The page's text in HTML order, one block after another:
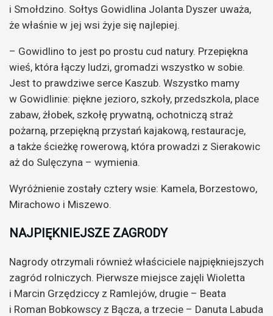
i Smołdzino. Sołtys Gowidlina Jolanta Dyszer uważa,
że właśnie w jej wsi żyje się najlepiej.
– Gowidlino to jest po prostu cud natury. Przepiękna
wieś, która łączy ludzi, gromadzi wszystko w sobie.
Jest to prawdziwe serce Kaszub. Wszystko mamy
w Gowidlinie: piękne jezioro, szkoły, przedszkola, place
zabaw, żłobek, szkołę prywatną, ochotniczą straż
pożarną, przepiękną przystań kajakową, restauracje,
a także ścieżkę rowerową, która prowadzi z Sierakowic
aż do Sulęczyna – wymienia.
Wyróżnienie zostały cztery wsie: Kamela, Borzestowo,
Mirachowo i Miszewo.
NAJPIĘKNIEJSZE ZAGRODY
Nagrody otrzymali również właściciele najpiękniejszych
zagród rolniczych. Pierwsze miejsce zajęli Wioletta
i Marcin Grzędziccy z Ramlejów, drugie – Beata
i Roman Bobkowscy z Bącza, a trzecie – Danuta Labuda